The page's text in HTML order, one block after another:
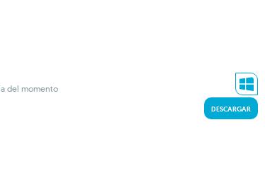
del momento
DESCARGAR